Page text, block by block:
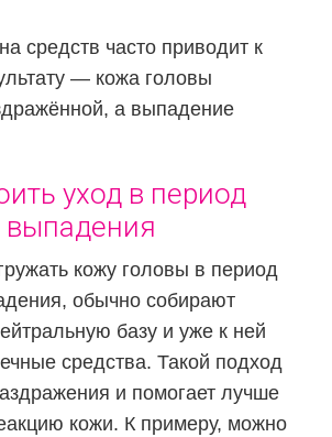
средств часто приводит к
— кожа головы
а выпадение
уход в период
выпадения
кожу головы в период
обычно собирают
базу и уже к ней
средства. Такой подход
и помогает лучше
кожи. К примеру, можно